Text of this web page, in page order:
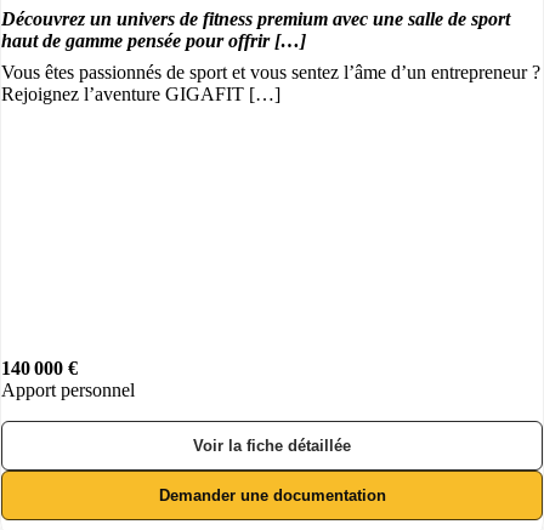
Découvrez un univers de fitness premium avec une salle de sport
haut de gamme pensée pour offrir […]
Vous êtes passionnés de sport et vous sentez l’âme d’un entrepreneur ?
Rejoignez l’aventure GIGAFIT […]
140 000 €
Apport personnel
Voir la fiche détaillée
Demander une documentation